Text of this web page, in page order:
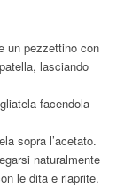
un pezzettino con
lasciando
facendola
sopra l’acetato.
naturalmente
le dita e riaprite.